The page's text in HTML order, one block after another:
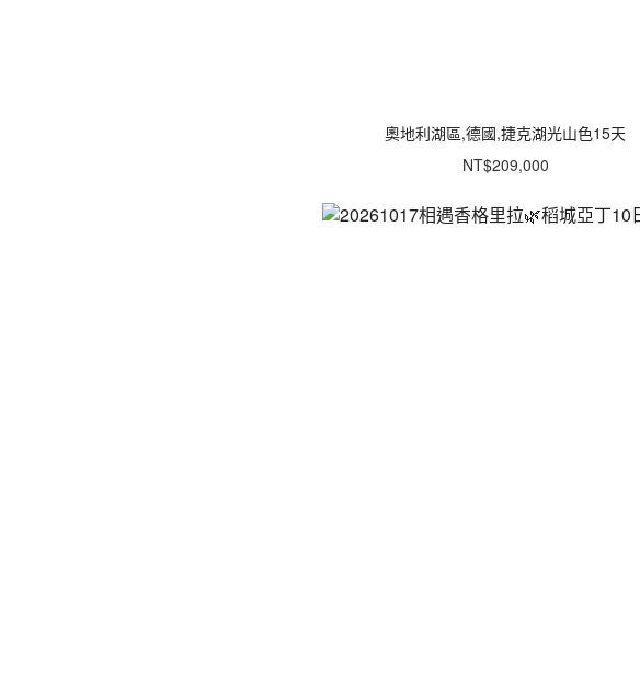
奧地利湖區,德國,捷克湖光山色15天
NT$209,000